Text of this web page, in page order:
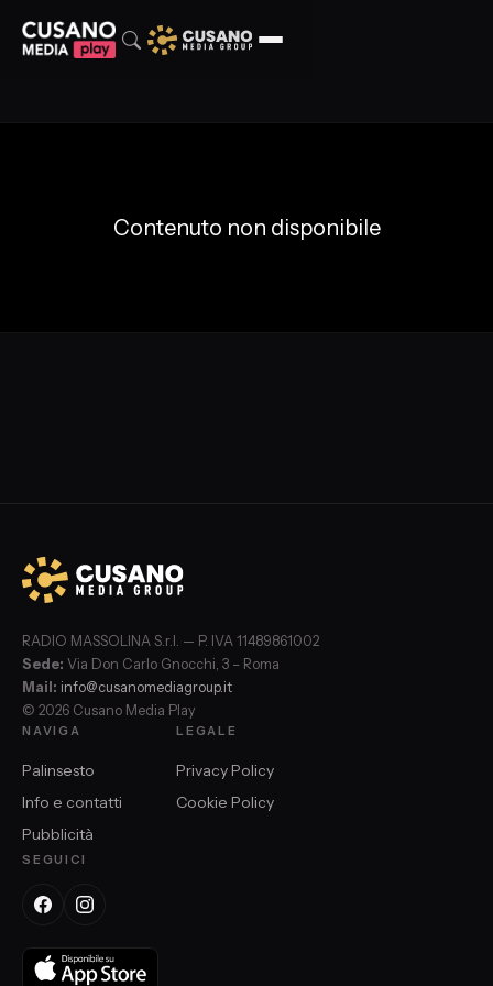
Contenuto non disponibile
RADIO MASSOLINA S.r.l. — P. IVA 11489861002
Sede: Via Don Carlo Gnocchi, 3 – Roma
Mail: info@cusanomediagroup.it
© 2026 Cusano Media Play
NAVIGA
Palinsesto
Info e contatti
Pubblicità
LEGALE
Privacy Policy
Cookie Policy
SEGUICI